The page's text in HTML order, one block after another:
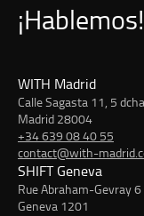
¡Hablemos!
WITH Madrid
Calle Sagasta 11, 5
Madrid 28004
+34 639 08 40 55
contact@with-
SHIFT Geneva
Rue Abraham-Gevray 6
Geneva 1201